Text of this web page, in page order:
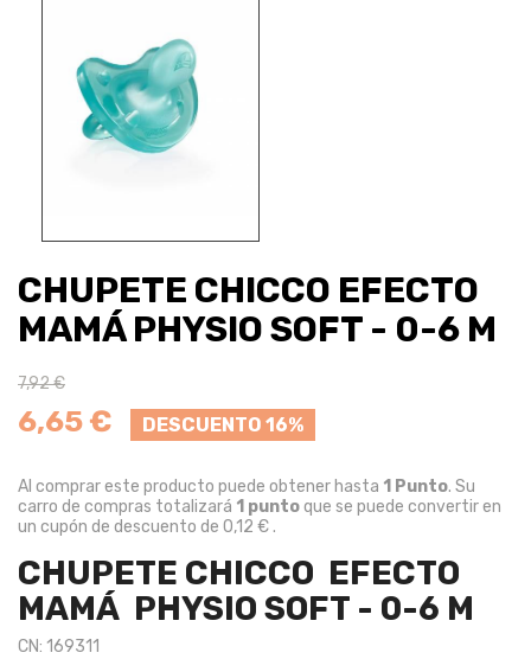
CHUPETE CHICCO EFECTO
MAMÁ PHYSIO SOFT - 0-6 M
7,92 €
6,65 € DESCUENTO 16%
Al comprar este producto puede obtener hasta 1 Punto. Su
carro de compras totalizará 1 puntoque se puede convertir en
un cupón de descuento de 0,12 €.
CHUPETE CHICCO EFECTO
MAMÁ PHYSIO SOFT - 0-6 M
CN: 169311